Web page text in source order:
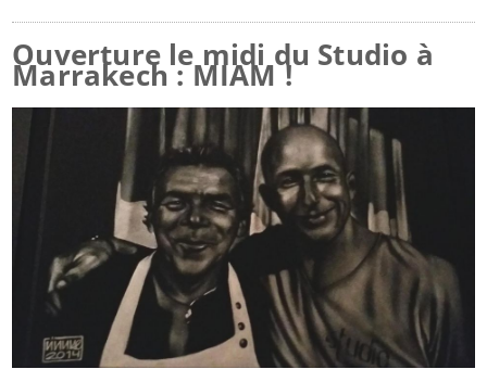
Ouverture le midi du Studio à
Marrakech : MIAM !